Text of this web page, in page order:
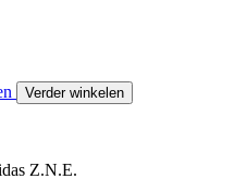
Verder winkelen
Z.N.E.